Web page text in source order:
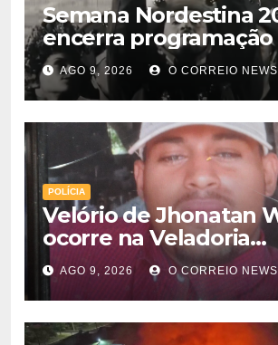
Semana Nordestina
encerra
grande festa e
cultura em Chapadão
AGO 9, 2026 O CORREIO NEWS
POLÍCIA
Velório de Jhonatan
ocorre na Veladoria
Municipal;
nesta segunda-feira
AGO 9, 2026 O CORREIO NEWS